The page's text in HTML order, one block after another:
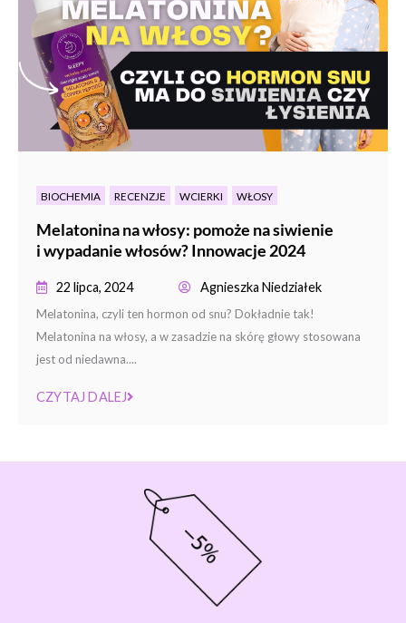
BIOCHEMIA RECENZJE WCIERKI WŁOSY
Melatonina na włosy: pomoże na siwienie
i wypadanie włosów? Innowacje 2024
22 lipca, 2024 Agnieszka Niedziałek
Melatonina, czyli ten hormon od snu? Dokładnie tak!
Melatonina na włosy, a w zasadzie na skórę głowy stosowana
jest od niedawna....
CZYTAJ DALEJ